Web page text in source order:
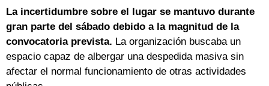
La incertidumbre sobre el lugar se mantuvo durante
gran parte del sábado debido a la magnitud de la
convocatoria prevista. La organización buscaba un
espacio capaz de albergar una despedida masiva sin
afectar el normal funcionamiento de otras actividades